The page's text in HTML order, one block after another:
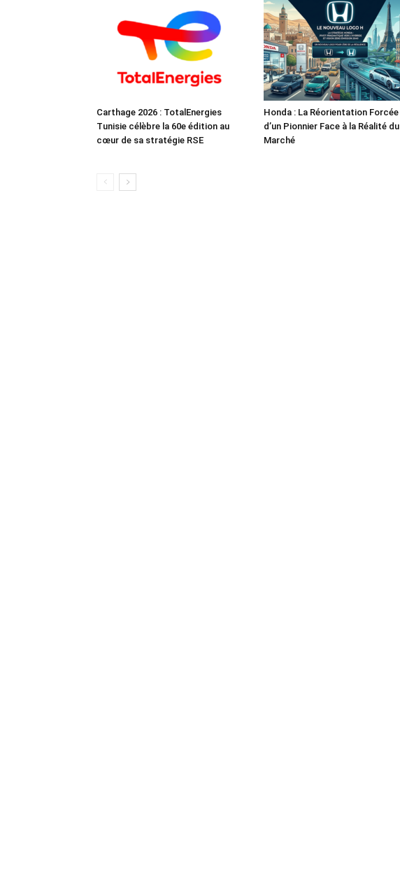
Carthage 2026 : TotalEnergies
Tunisie célèbre la 60e édition au
cœur de sa stratégie RSE
Honda : La Réorientation Forcée
d’un Pionnier Face à la Réalité du
Marché